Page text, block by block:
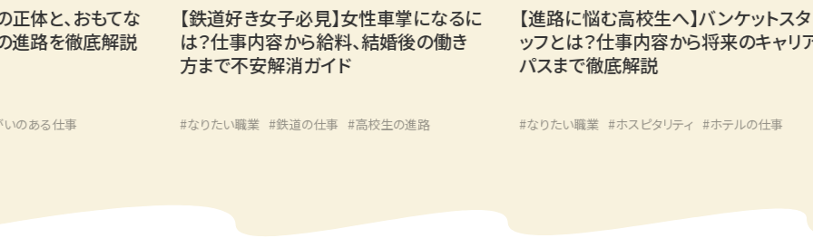
おもてな
徹底解説
事
【鉄道好き女子必見】女性車掌になるに
は？仕事内容から給料、結婚後の働き
方まで不安解消ガイド
#なりたい職業 #鉄道の仕事 #高校生の進路
【進路に悩む高校生へ】バンケットスタ
ッフとは？仕事内容から将来のキャリア
パスまで徹底解説
#なりたい職業 #ホスピタリティ #ホテルの仕事